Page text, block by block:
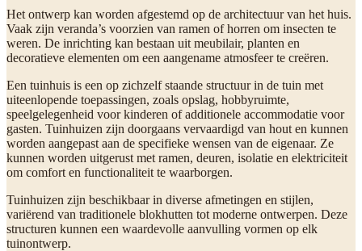
Het ontwerp kan worden afgestemd op de architectuur van het huis.
Vaak zijn veranda’s voorzien van ramen of horren om insecten te
weren. De inrichting kan bestaan uit meubilair, planten en
decoratieve elementen om een aangename atmosfeer te creëren.
Een tuinhuis is een op zichzelf staande structuur in de tuin met
uiteenlopende toepassingen, zoals opslag, hobbyruimte,
speelgelegenheid voor kinderen of additionele accommodatie voor
gasten. Tuinhuizen zijn doorgaans vervaardigd van hout en kunnen
worden aangepast aan de specifieke wensen van de eigenaar. Ze
kunnen worden uitgerust met ramen, deuren, isolatie en elektriciteit
om comfort en functionaliteit te waarborgen.
Tuinhuizen zijn beschikbaar in diverse afmetingen en stijlen,
variërend van traditionele blokhutten tot moderne ontwerpen. Deze
structuren kunnen een waardevolle aanvulling vormen op elk
tuinontwerp.